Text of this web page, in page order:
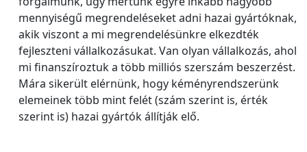
mennyiségű megrendeléseket adni hazai gyártóknak,
akik viszont a mi megrendelésünkre elkezdték
fejleszteni vállalkozásukat. Van olyan vállalkozás, ahol
mi finanszíroztuk a több milliós szerszám beszerzést.
Mára sikerült elérnünk, hogy kéményrendszerünk
elemeinek több mint felét (szám szerint is, érték
szerint is) hazai gyártók állítják elő.